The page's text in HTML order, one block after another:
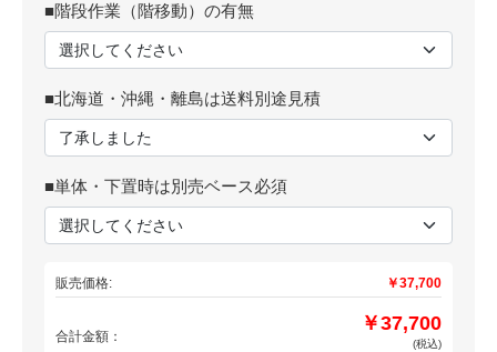
■階段作業（階移動）の有無
■北海道・沖縄・離島は送料別途見積
■単体・下置時は別売ベース必須
販売価格: ￥37,700
合計金額：
￥37,700
(税込)